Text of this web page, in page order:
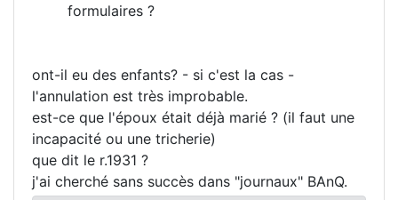
formulaires ?
ont-il eu des enfants? - si c'est la cas -
l'annulation est très improbable.
est-ce que l'époux était déjà marié ? (il faut une
incapacité ou une tricherie)
que dit le r.1931 ?
j'ai cherché sans succès dans "journaux" BAnQ.